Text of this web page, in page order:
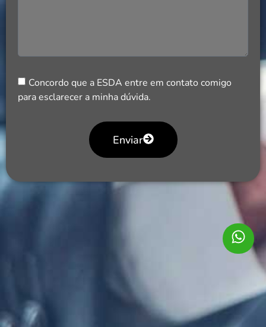
Concordo que a ESDA entre em contato comigo
para esclarecer a minha dúvida.
Enviar